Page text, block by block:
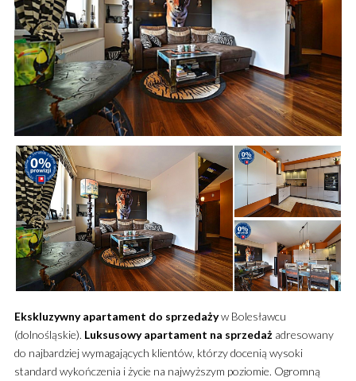
Ekskluzywny apartament do sprzedażyw Bolesławcu
(dolnośląskie). Luksusowy apartament na sprzedażadresowany
do najbardziej wymagających klientów, którzy docenią wysoki
standard wykończenia i życie na najwyższym poziomie. Ogromną